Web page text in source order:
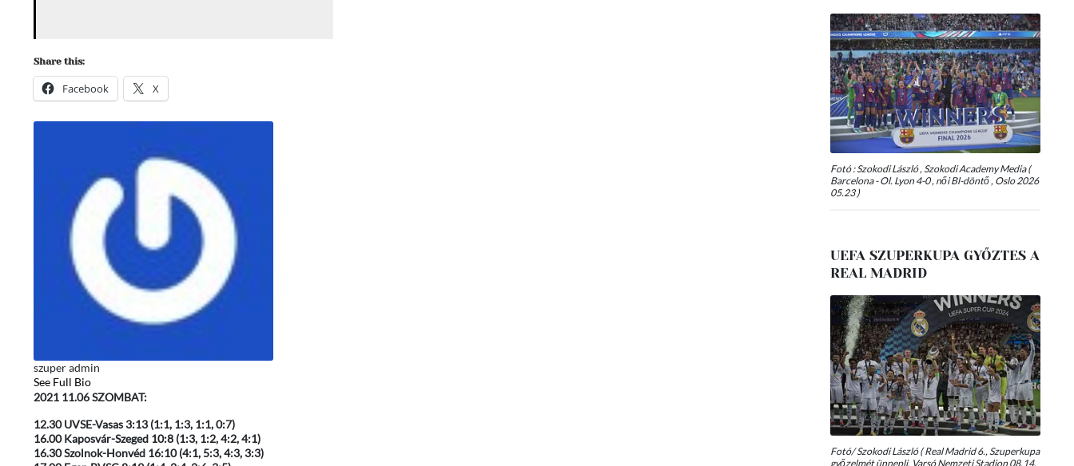
Share this:
Facebook X
szuper admin
See Full Bio
2021 11.06 SZOMBAT:
12.30 UVSE-Vasas 3:13 (1:1, 1:3, 1:1, 0:7)
16.00 Kaposvár-Szeged 10:8 (1:3, 1:2, 4:2, 4:1)
16.30 Szolnok-Honvéd 16:10 (4:1, 5:3, 4:3, 3:3)
Fotó : Szokodi László , Szokodi Academy Media (
Barcelona - Ol. Lyon 4-0 , női Bl-döntő , Oslo 2026
05.23 )
UEFA SZUPERKUPA GYŐZTES A
REAL MADRID
Fotó/ Szokodi László ( Real Madrid 6., Szuperkupa
győzelmét ünnepli, Varsó Nemzeti Stadion 08.14,